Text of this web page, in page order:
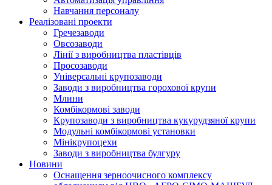
Навчання персоналу
Реалізовані проекти
Гречезаводи
Овсозаводи
Лінії з виробництва пластівців
Просозаводи
Універсальні крупозаводи
Заводи з виробництва горохової крупи
Млини
Комбікормові заводи
Крупозаводи з виробництва кукурудзяної крупи
Модульні комбікормові установки
Мінікрупоцехи
Заводи з виробництва булгуру
Новини
Оснащення зерноочисного комплексу